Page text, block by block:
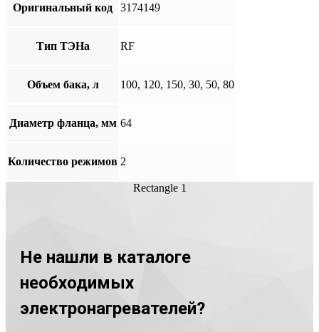
Оригинальный код 3174149
Тип ТЭНа RF
Объем бака, л 100, 120, 150, 30, 50, 80
Диаметр фланца, мм 64
Количество режимов 2
Rectangle 1
Не нашли в каталоге
необходимых
электронагревателей?